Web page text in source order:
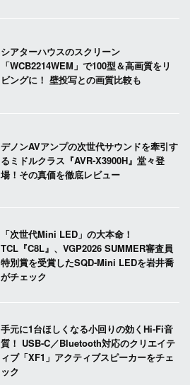
シアターハウスのスクリーン
「WCB2214WEM」で100型＆高画質をリ
ビングに！ 壁投写との画質比較も
デノンAVアンプの次世代サウンドを牽引す
るミドルクラス『AVR-X3900H』堂々登
場！その真価を徹底レビュー
「次世代Mini LED」の大本命！
TCL『C8L』、VGP2026 SUMMER審査員
特別賞を受賞したSQD-Mini LEDを岩井喬
がチェック
手元に1台ほしくなる小回りの効くHi-Fi音
質！ USB-C／Bluetooth対応のクリエイテ
ィブ「XF1」アクティブスピーカーをチェ
ック